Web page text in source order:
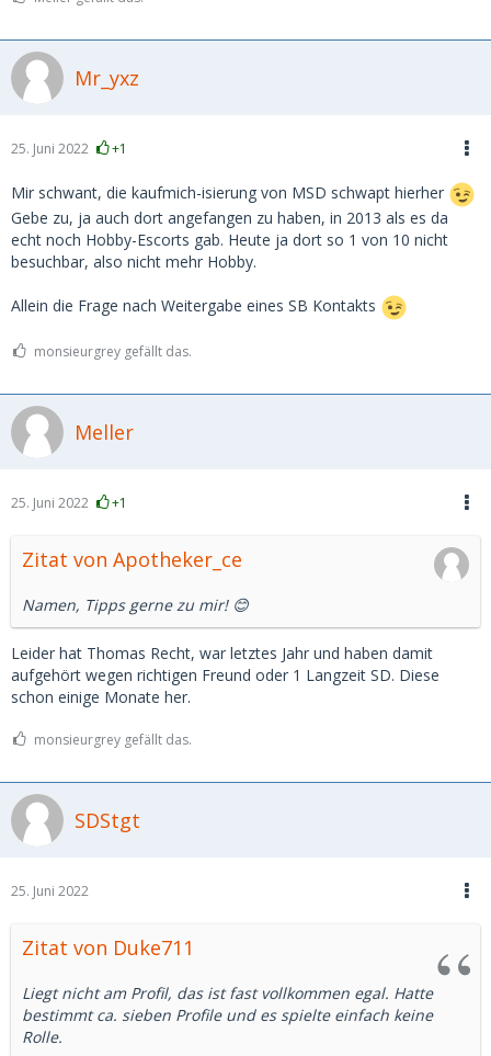
Mr_yxz
25. Juni 2022 +1
Mir schwant, die kaufmich-isierung von MSD schwapt hierher
Gebe zu, ja auch dort angefangen zu haben, in 2013 als es da
echt noch Hobby-Escorts gab. Heute ja dort so 1 von 10 nicht
besuchbar, also nicht mehr Hobby.
Allein die Frage nach Weitergabe eines SB Kontakts
monsieurgrey gefällt das.
Meller
25. Juni 2022 +1
Zitat von Apotheker_ce
Namen, Tipps gerne zu mir! 😊
Leider hat Thomas Recht, war letztes Jahr und haben damit
aufgehört wegen richtigen Freund oder 1 Langzeit SD. Diese
schon einige Monate her.
monsieurgrey gefällt das.
SDStgt
25. Juni 2022
Zitat von Duke711
Liegt nicht am Profil, das ist fast vollkommen egal. Hatte
bestimmt ca. sieben Profile und es spielte einfach keine
Rolle.